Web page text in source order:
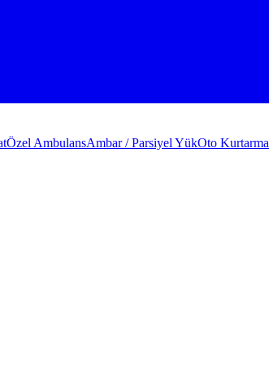
Özel AmbulansAmbar / Parsiyel YükOto Kurtarma